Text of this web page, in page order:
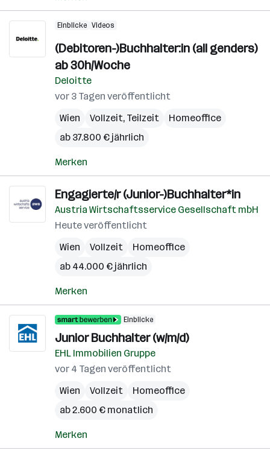
Einblicke Videos
(Debitoren-)Buchhalter:in (all genders)
ab 30h/Woche
Deloitte
vor 3 Tagen veröffentlicht
Wien
Vollzeit, Teilzeit
Homeoffice
ab 37.800 € jährlich
Merken
Engagierte/r (Junior-)Buchhalter*in
Austria Wirtschaftsservice Gesellschaft mbH
Heute veröffentlicht
Wien
Vollzeit
Homeoffice
ab 44.000 € jährlich
Merken
Einblicke
Junior Buchhalter (w/m/d)
EHL Immobilien Gruppe
vor 4 Tagen veröffentlicht
Wien
Vollzeit
Homeoffice
ab 2.600 € monatlich
Merken